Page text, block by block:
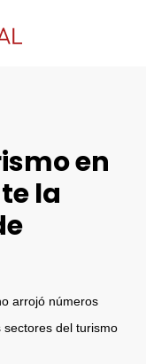
en
la
arrojó números
del turismo